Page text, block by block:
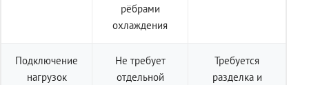
рёбрами
охлаждения
Подключение
нагрузок
Не требует
отдельной
Требуется
разделка и